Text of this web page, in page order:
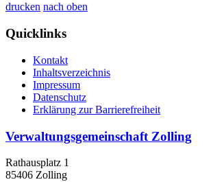
drucken nach oben
Quicklinks
Kontakt
Inhaltsverzeichnis
Impressum
Datenschutz
Erklärung zur Barrierefreiheit
Verwaltungsgemeinschaft Zolling
Rathausplatz 1
85406 Zolling